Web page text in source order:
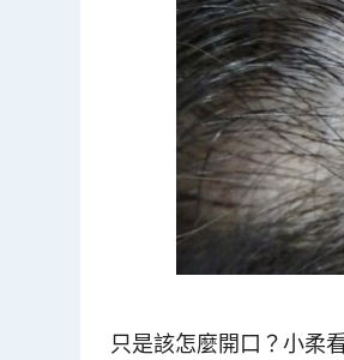
只是該怎麼開口？小柔